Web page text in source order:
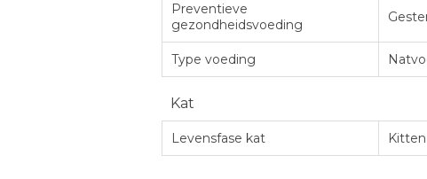
Preventieve
gezondheidsvoeding
Type voeding
Kat
Levensfase kat Kitten